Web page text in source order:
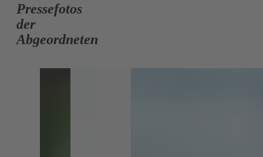
Pressefotos
der
Abgeordneten